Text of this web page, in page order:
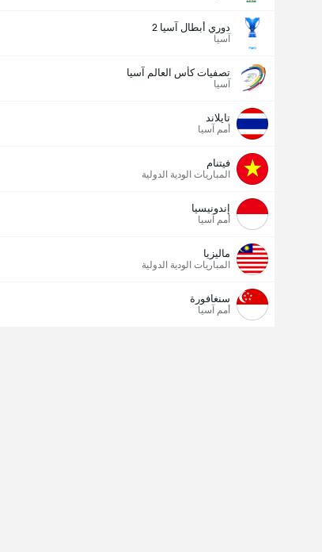
دوري أبطال آسيا 2
آسيا
تصفيات كأس العالم آسيا
آسيا
تايلاند
أمم آسيا
فيتنام
المباريات الودية الدولية
إندونيسيا
أمم آسيا
ماليزيا
المباريات الودية الدولية
سنغافورة
أمم آسيا